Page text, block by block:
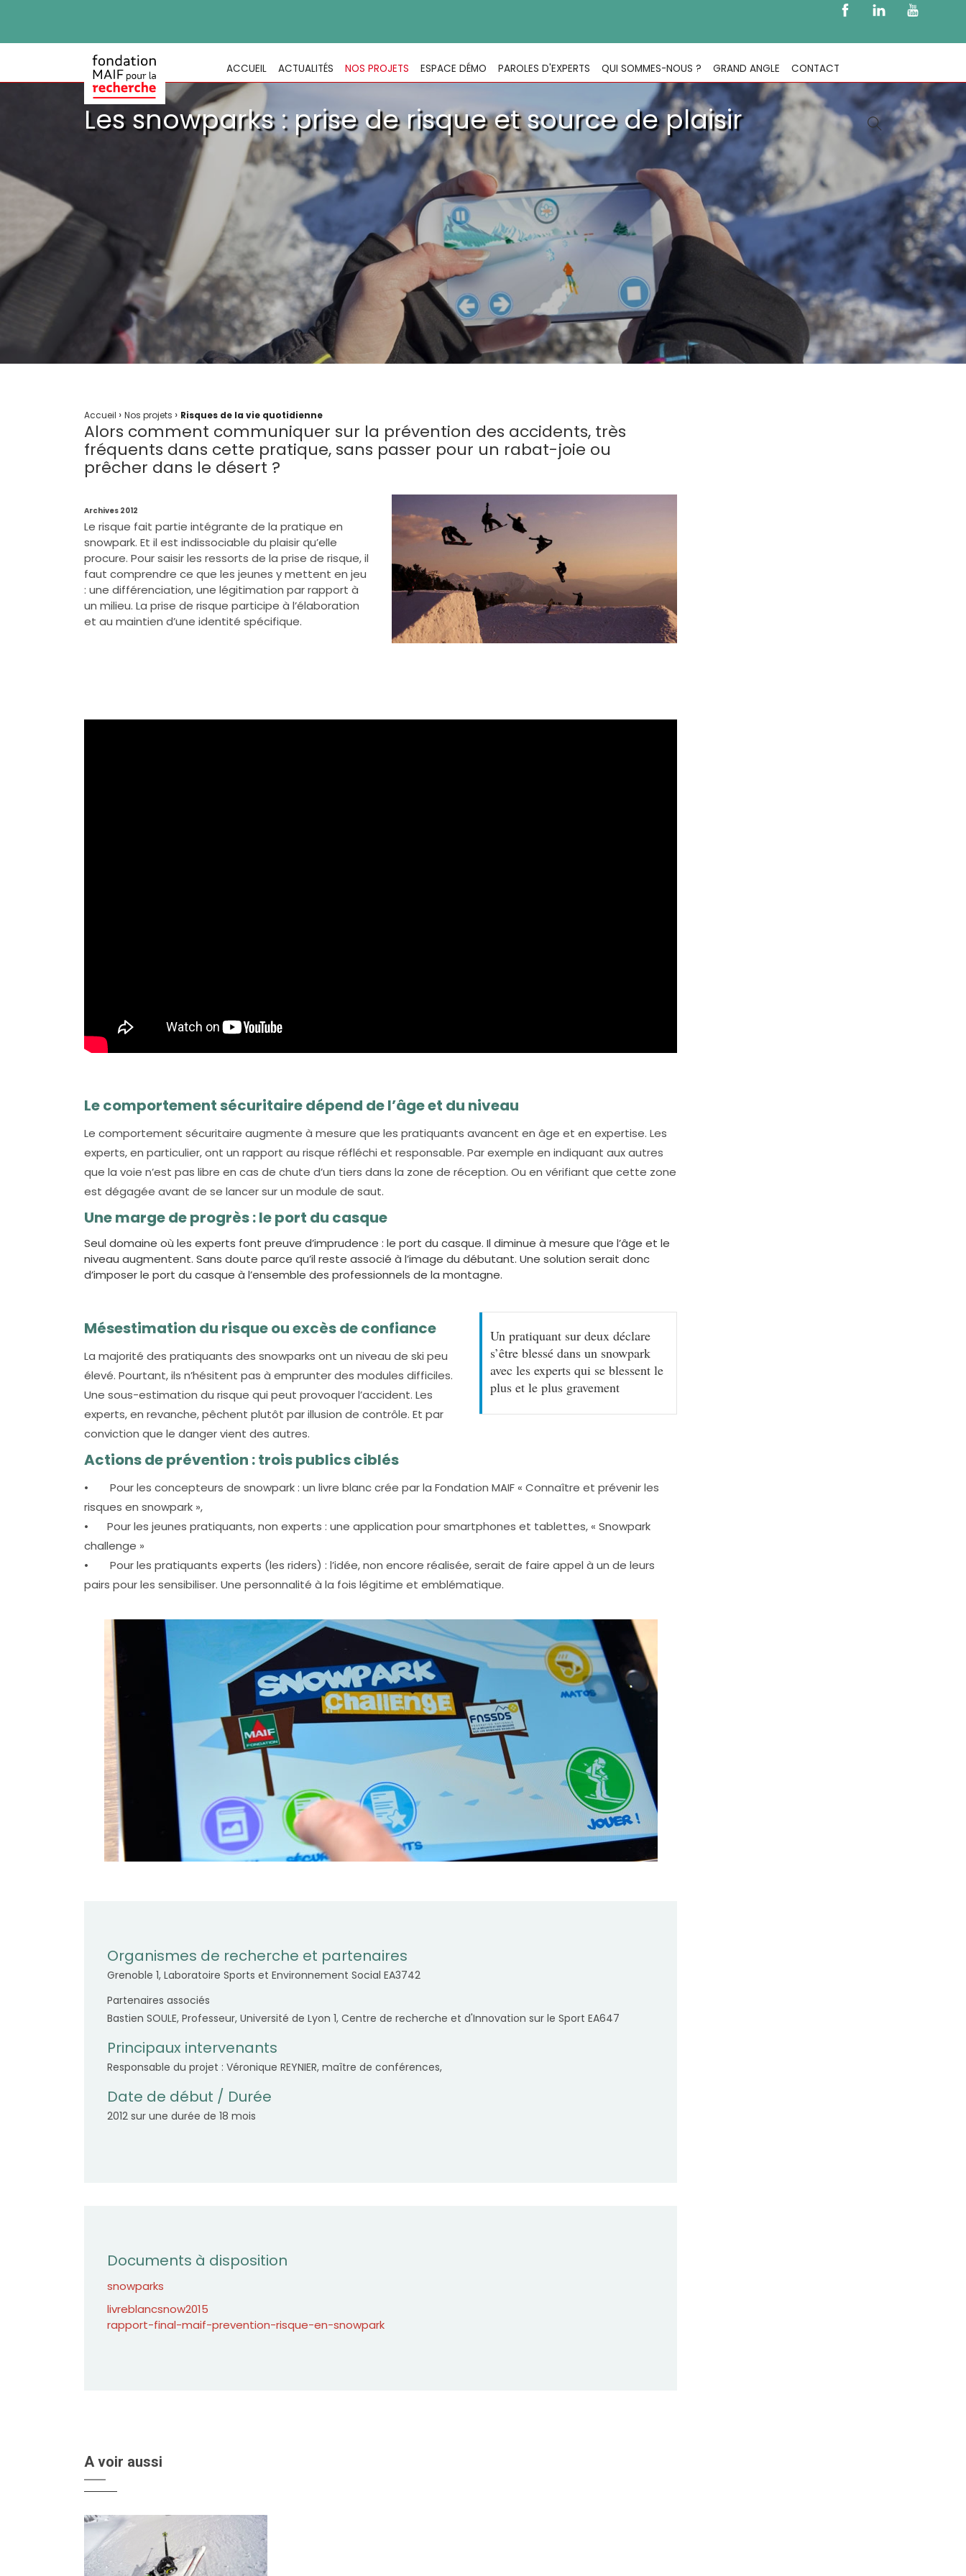
ACCUEIL ACTUALITÉS NOS PROJETS ESPACE DÉMO PAROLES D'EXPERTS QUI SOMMES-NOUS ? GRAND ANGLE CONTACT
Les snowparks : prise de risque et source de plaisir
Accueil › Nos projets › Risques de la vie quotidienne
Alors comment communiquer sur la prévention des accidents, très
fréquents dans cette pratique, sans passer pour un rabat-joie ou
prêcher dans le désert ?
Archives 2012
Le risque fait partie intégrante de la pratique en
snowpark. Et il est indissociable du plaisir qu’elle
procure. Pour saisir les ressorts de la prise de risque, il
faut comprendre ce que les jeunes y mettent en jeu
: une différenciation, une légitimation par rapport à
un milieu. La prise de risque participe à l’élaboration
et au maintien d’une identité spécifique.
Le comportement sécuritaire dépend de l’âge et du niveau
Le comportement sécuritaire augmente à mesure que les pratiquants avancent en âge et en expertise. Les
experts, en particulier, ont un rapport au risque réfléchi et responsable. Par exemple en indiquant aux autres
que la voie n’est pas libre en cas de chute d’un tiers dans la zone de réception. Ou en vérifiant que cette zone
est dégagée avant de se lancer sur un module de saut.
Une marge de progrès : le port du casque
Seul domaine où les experts font preuve d’imprudence : le port du casque. Il diminue à mesure que l’âge et le
niveau augmentent. Sans doute parce qu’il reste associé à l’image du débutant. Une solution serait donc
d’imposer le port du casque à l’ensemble des professionnels de la montagne.
Un pratiquant sur deux déclare
s’être blessé dans un snowpark
avec les experts qui se blessent le
plus et le plus gravement
Mésestimation du risque ou excès de confiance
La majorité des pratiquants des snowparks ont un niveau de ski peu
élevé. Pourtant, ils n’hésitent pas à emprunter des modules difficiles.
Une sous-estimation du risque qui peut provoquer l’accident. Les
experts, en revanche, pêchent plutôt par illusion de contrôle. Et par
conviction que le danger vient des autres.
Actions de prévention : trois publics ciblés
•
Pour les concepteurs de snowpark : un livre blanc crée par la Fondation MAIF « Connaître et prévenir les
risques en snowpark »,
•
Pour les jeunes pratiquants, non experts : une application pour smartphones et tablettes, « Snowpark
challenge »
•
Pour les pratiquants experts (les riders) : l’idée, non encore réalisée, serait de faire appel à un de leurs
pairs pour les sensibiliser. Une personnalité à la fois légitime et emblématique.
Organismes de recherche et partenaires
Grenoble 1, Laboratoire Sports et Environnement Social EA3742
Partenaires associés
Bastien SOULE, Professeur, Université de Lyon 1, Centre de recherche et d'Innovation sur le Sport EA647
Principaux intervenants
Responsable du projet : Véronique REYNIER, maître de conférences,
Date de début / Durée
2012 sur une durée de 18 mois
Documents à disposition
snowparks
livreblancsnow2015
rapport-final-maif-prevention-risque-en-snowpark
A voir aussi